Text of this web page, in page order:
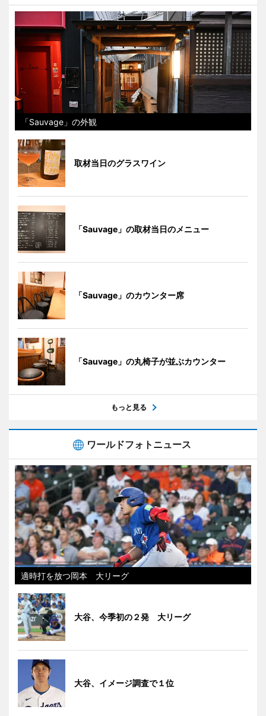
「Sauvage」の外観
取材当日のグラスワイン
「Sauvage」の取材当日のメニュー
「Sauvage」のカウンター席
「Sauvage」の丸椅子が並ぶカウンター
もっと見る
ワールドフォトニュース
適時打を放つ岡本 大リーグ
大谷、今季初の２発 大リーグ
大谷、イメージ調査で１位